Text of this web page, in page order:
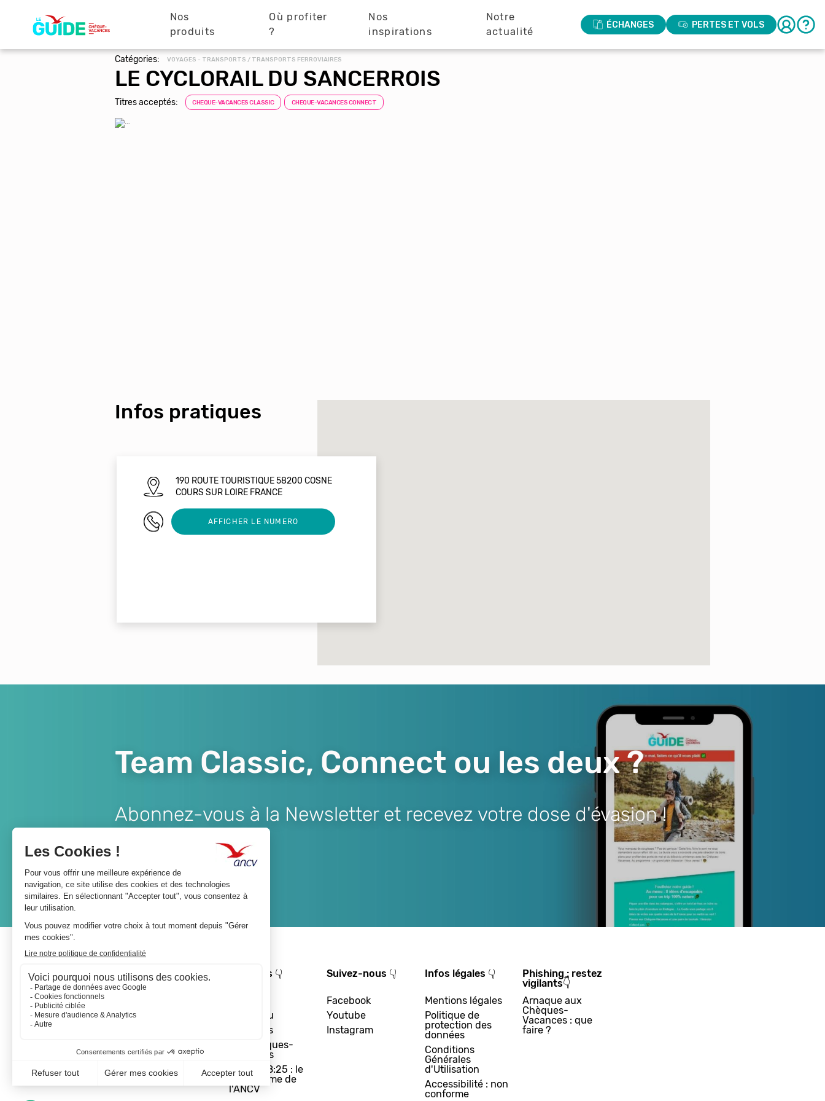
principale
Nos
produits
Où profiter
?
Nos
inspirations
Notre
actualité
ÉCHANGES PERTES ET VOLS
Catégories: VOYAGES - TRANSPORTS / TRANSPORTS FERROVIAIRES
LE CYCLORAIL DU SANCERROIS
Titres acceptés: CHEQUE-VACANCES CLASSIC CHEQUE-VACANCES CONNECT
Infos pratiques
190 ROUTE TOURISTIQUE 58200 COSNE
COURS SUR LOIRE FRANCE
0236552665AFFICHER LE NUMERO
Team Classic, Connect ou les deux ?
Abonnez-vous à la Newsletter et recevez votre dose d'évasion !
A propos 👇
Le réseau
Les actus
Les Chèques-
Vacances
Départ 18:25 : le
programme de
l'ANCV
Suivez-nous 👇
Facebook
Youtube
Instagram
Infos légales 👇
Mentions légales
Politique de
protection des
données
Conditions
Générales
d'Utilisation
Accessibilité : non
conforme
Phishing : restez
vigilants👇
Arnaque aux
Chèques-
Vacances : que
faire ?